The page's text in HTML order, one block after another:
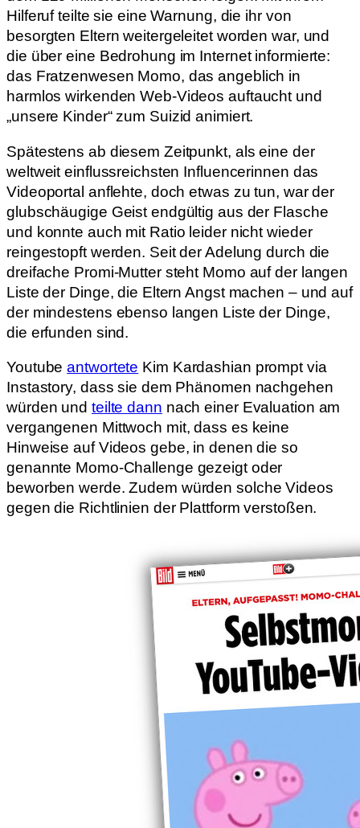
Hilferuf teilte sie eine Warnung, die ihr von
besorgten Eltern weitergeleitet worden war, und
die über eine Bedrohung im Internet informierte:
das Fratzenwesen Momo, das angeblich in
harmlos wirkenden Web-Videos auftaucht und
„unsere Kinder“ zum Suizid animiert.
Spätestens ab diesem Zeitpunkt, als eine der
weltweit einflussreichsten Influencerinnen das
Videoportal anflehte, doch etwas zu tun, war der
glubschäugige Geist endgültig aus der Flasche
und konnte auch mit Ratio leider nicht wieder
reingestopft werden. Seit der Adelung durch die
dreifache Promi-Mutter steht Momo auf der langen
Liste der Dinge, die Eltern Angst machen – und auf
der mindestens ebenso langen Liste der Dinge,
die erfunden sind.
Youtubeantwortete Kim Kardashian prompt via
Instastory, dass sie dem Phänomen nachgehen
würden und teilte dann nach einer Evaluation am
vergangenen Mittwoch mit, dass es keine
Hinweise auf Videos gebe, in denen die so
genannte Momo-Challenge gezeigt oder
beworben werde. Zudem würden solche Videos
gegen die Richtlinien der Plattform verstoßen.